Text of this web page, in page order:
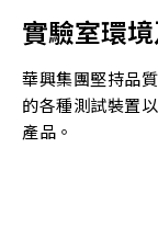
實驗室環
華興集團堅持品
的各種測試裝置
產品。